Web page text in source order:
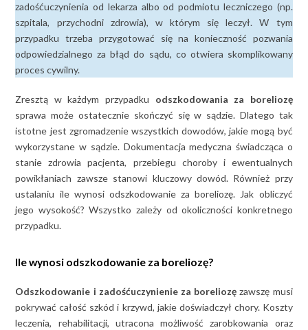
zadośćuczynienia od lekarza albo od podmiotu leczniczego (np.
szpitala, przychodni zdrowia), w którym się leczył. W tym
przypadku trzeba przygotować się na konieczność pozwania
odpowiedzialnego za błąd do sądu, co otwiera skomplikowany
proces cywilny.
Zresztą w każdym przypadku odszkodowania za boreliozę
sprawa może ostatecznie skończyć się w sądzie. Dlatego tak
istotne jest zgromadzenie wszystkich dowodów, jakie mogą być
wykorzystane w sądzie. Dokumentacja medyczna świadcząca o
stanie zdrowia pacjenta, przebiegu choroby i ewentualnych
powikłaniach zawsze stanowi kluczowy dowód. Również przy
ustalaniu ile wynosi odszkodowanie za boreliozę. Jak obliczyć
jego wysokość? Wszystko zależy od okoliczności konkretnego
przypadku.
Ile wynosi odszkodowanie za boreliozę?
Odszkodowanie i zadośćuczynienie za boreliozę zawszę musi
pokrywać całość szkód i krzywd, jakie doświadczył chory. Koszty
leczenia, rehabilitacji, utracona możliwość zarobkowania oraz